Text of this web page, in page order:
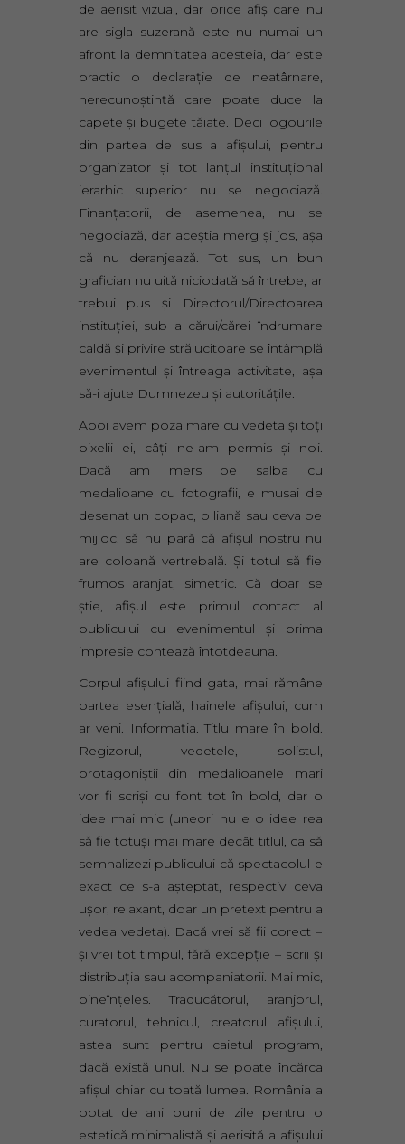
de aerisit vizual, dar orice afiş care nu
are sigla suzerană este nu numai un
afront la demnitatea acesteia, dar este
practic o declaraţie de neatârnare,
nerecunoştinţă care poate duce la
capete şi bugete tăiate. Deci logourile
din partea de sus a afişului, pentru
organizator şi tot lanţul instituţional
ierarhic superior nu se negociază.
Finanţatorii, de asemenea, nu se
negociază, dar aceştia merg şi jos, aşa
că nu deranjează. Tot sus, un bun
grafician nu uită niciodată să întrebe, ar
trebui pus şi Directorul/Directoarea
instituţiei, sub a cărui/cărei îndrumare
caldă şi privire strălucitoare se întâmplă
evenimentul şi întreaga activitate, aşa
să-i ajute Dumnezeu şi autorităţile.
Apoi avem poza mare cu vedeta şi toţi
pixelii ei, câţi ne-am permis şi noi.
Dacă am mers pe salba cu
medalioane cu fotografii, e musai de
desenat un copac, o liană sau ceva pe
mijloc, să nu pară că afişul nostru nu
are coloană vertrebală. Şi totul să fie
frumos aranjat, simetric. Că doar se
ştie, afişul este primul contact al
publicului cu evenimentul şi prima
impresie contează întotdeauna.
Corpul afişului fiind gata, mai rămâne
partea esenţială, hainele afişului, cum
ar veni. Informaţia. Titlu mare în bold.
Regizorul, vedetele, solistul,
protagoniştii din medalioanele mari
vor fi scrişi cu font tot în bold, dar o
idee mai mic (uneori nu e o idee rea
să fie totuşi mai mare decât titlul, ca să
semnalizezi publicului că spectacolul e
exact ce s-a aşteptat, respectiv ceva
uşor, relaxant, doar un pretext pentru a
vedea vedeta). Dacă vrei să fii corect –
şi vrei tot timpul, fără excepţie – scrii şi
distribuţia sau acompaniatorii. Mai mic,
bineînţeles. Traducătorul, aranjorul,
curatorul, tehnicul, creatorul afişului,
astea sunt pentru caietul program,
dacă există unul. Nu se poate încărca
afişul chiar cu toată lumea. România a
optat de ani buni de zile pentru o
estetică minimalistă şi aerisită a afişului